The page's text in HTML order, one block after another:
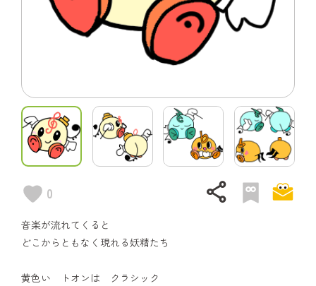
0 share
音楽が流れてくると
どこからともなく現れる妖精たち
黄色い トオンは クラシック